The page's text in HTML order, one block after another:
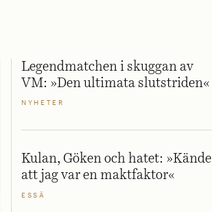
Legendmatchen i skuggan av
VM: »Den ultimata slutstriden«
NYHETER
Kulan, Göken och hatet: »Kände
att jag var en maktfaktor«
ESSÄ